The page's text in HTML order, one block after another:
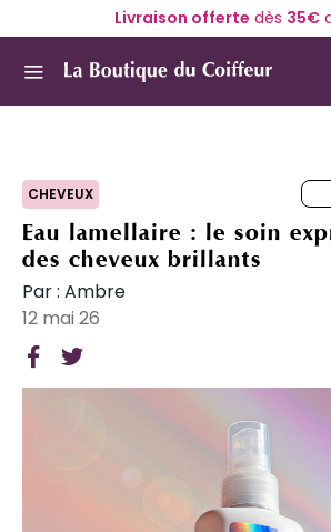
Livraison offerte dès 35€
CHEVEUX
Eau lamellaire : le soin
des cheveux brillants
Par : Ambre
12 mai 26